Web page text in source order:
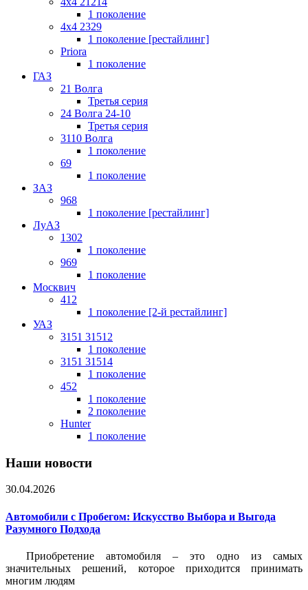
1 поколение
4x4 2329
1 поколение [рестайлинг]
Priora
1 поколение
ГАЗ
21 Волга
Третья серия
24 Волга 24-10
Третья серия
3110 Волга
1 поколение
69
1 поколение
ЗАЗ
968
1 поколение [рестайлинг]
ЛуАЗ
1302
1 поколение
969
1 поколение
Москвич
412
1 поколение [2-й рестайлинг]
УАЗ
3151 31512
1 поколение
3151 31514
1 поколение
452
1 поколение
2 поколение
Hunter
1 поколение
Наши новости
30.04.2026
Автомобили с Пробегом: Искусство Выбора и Выгода
Разумного Подхода
Приобретение автомобиля – это одно из самых
значительных решений, которое приходится принимать
многим людям